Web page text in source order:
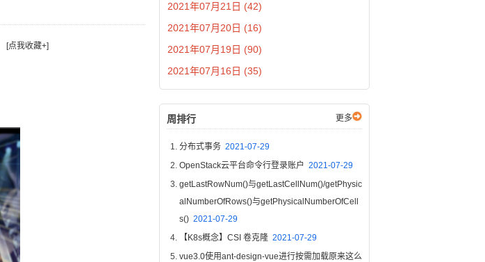
[点我收藏+]
2021年07月21日 (42)
2021年07月20日 (16)
2021年07月19日 (90)
2021年07月16日 (35)
周排行 更多
分布式事务 2021-07-29
OpenStack云平台命令行登录账户 2021-07-29
getLastRowNum()与getLastCellNum()/getPhysic
alNumberOfRows()与getPhysicalNumberOfCell
s() 2021-07-29
【K8s概念】CSI 卷克隆 2021-07-29
vue3.0使用ant-design-vue进行按需加载原来这么